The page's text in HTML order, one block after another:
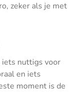
zeker als je met
iets nuttigs voor
en iets
moment is de